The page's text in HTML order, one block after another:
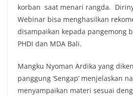
korban saat menari rangda.
Webinar bisa menghasilkan
disampaikan kepada pangemong
PHDI dan MDA Bali.
Mangku Nyoman Ardika yang
panggung ‘Sengap’ menjelaskan
menyampaikan materi sesuai